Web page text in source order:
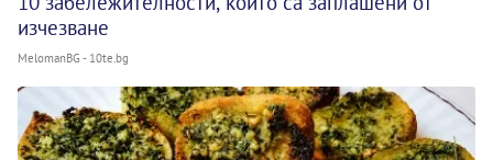
изчезване
MelomanBG - 10te.bg